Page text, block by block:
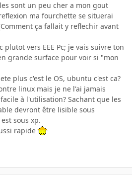
sont un peu cher a mon gout
ma fourchette se situerai
ça fallait y reflechir avant
vers EEE Pc; je vais suivre ton
grande surface pour voir si "mon
plus c'est le OS, ubuntu c'est ca?
linux mais je ne l'ai jamais
à l'utilisation? Sachant que les
devront être lisible sous
sous xp.
rapide